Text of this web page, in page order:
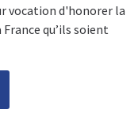
vocation d'honorer la
qu’ils soient